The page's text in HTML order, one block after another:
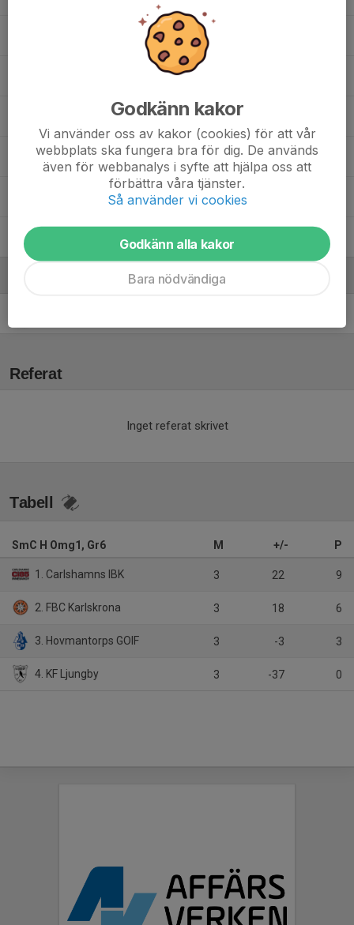
82. Williot Hermansson
88. Ludvig Hammarström
90. Samuel Johansson
92. Casper Zettergren
Referat
Inget referat skrivet
Tabell
SmC H Omg1, Gr6 M +/- P
1. Carlshamns IBK 3 22 9
2. FBC Karlskrona 3 18 6
3. Hovmantorps GOIF 3 -3 3
4. KF Ljungby 3 -37 0
Godkänn kakor
Vi använder oss av kakor (cookies) för att vår
webbplats ska fungera bra för dig. De används
även för webbanalys i syfte att hjälpa oss att
förbättra våra tjänster.
Så använder vi cookies
Godkänn alla kakor
Bara nödvändiga